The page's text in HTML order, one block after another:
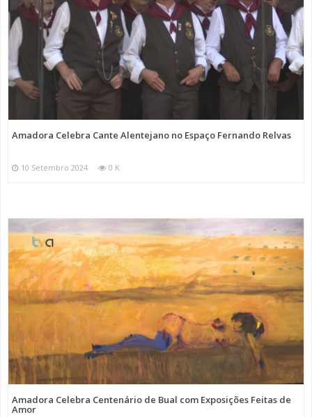
Amadora Celebra Cante Alentejano no Espaço Fernando Relvas
10 Setembro 2024 0 K
Amadora Celebra Centenário de Bual com Exposições Feitas de
Amor